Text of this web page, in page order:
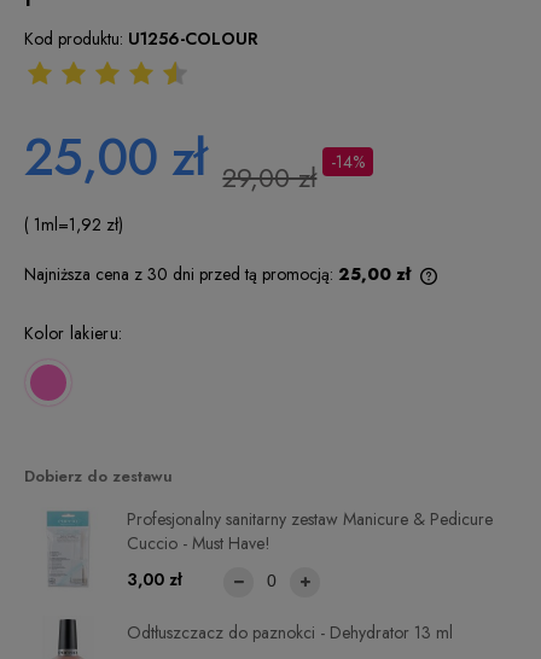
Kod produktu: U1256-COLOUR
25,00 zł 29,00 zł -14%
( 1ml=1,92 zł)
Najniższa cena z 30 dni przed tą promocją: 25,00 zł
Kolor lakieru:
Dobierz do zestawu
Odtłuszczacz do paznokci - Dehydrator 13 ml
Profesjonalny sanitarny zestaw Manicure & Pedicure
Cuccio - Must Have!
3,00 zł